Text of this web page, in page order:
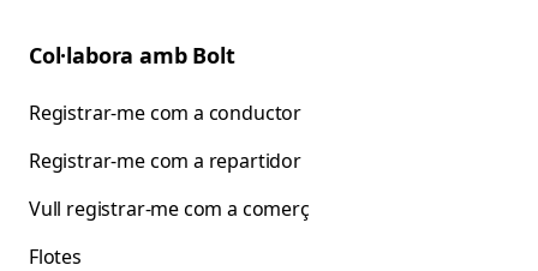
Col·labora amb Bolt
Registrar-me com a conductor
Registrar-me com a repartidor
Vull registrar-me com a comerç
Flotes